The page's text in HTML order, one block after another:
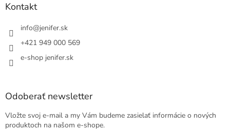
Kontakt
info@jenifer.sk
+421 949 000 569
e-shop jenifer.sk
Odoberať newsletter
Vložte svoj e-mail a my Vám budeme zasielať informácie o nových
produktoch na našom e-shope.